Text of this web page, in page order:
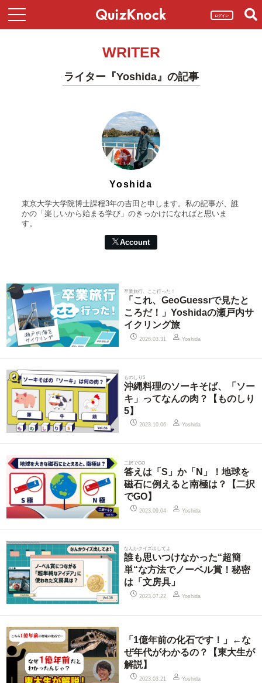
ログイン
WRITER
ライター『Yoshida』の記事
Yoshida
東京大学大学院博士課程3年の吉田と申します。私の記事が、誰
かの「楽しいから始まる学び」のきっかけになればと思いま
す。
Account
卒業旅行、ここ行った！
「これ、GeoGuessrで見たと
ころだ！」Yoshidaの瀬戸内サ
イクリング旅
2026.03.31 Yoshida
ものしり5
沖縄料理のソーキそば、「ソー
キ」ってなんの肉？【ものしり
5】
2023.10.06 Yoshida
二択でGO
答えは「S」か「N」！地球を
磁石に例えると南極は？【二択
でGO】
2023.09.04 Yoshida
なんかクイズ出してよ
誰も思いつけなかった“超簡
単“な方法でノーベル賞！秘密
は「文房具」
2023.07.22 Yoshida
「1億年前の化石です！」←な
ぜ年代がわかるの？【東大生が
解説】
2023.03.21 Yoshida